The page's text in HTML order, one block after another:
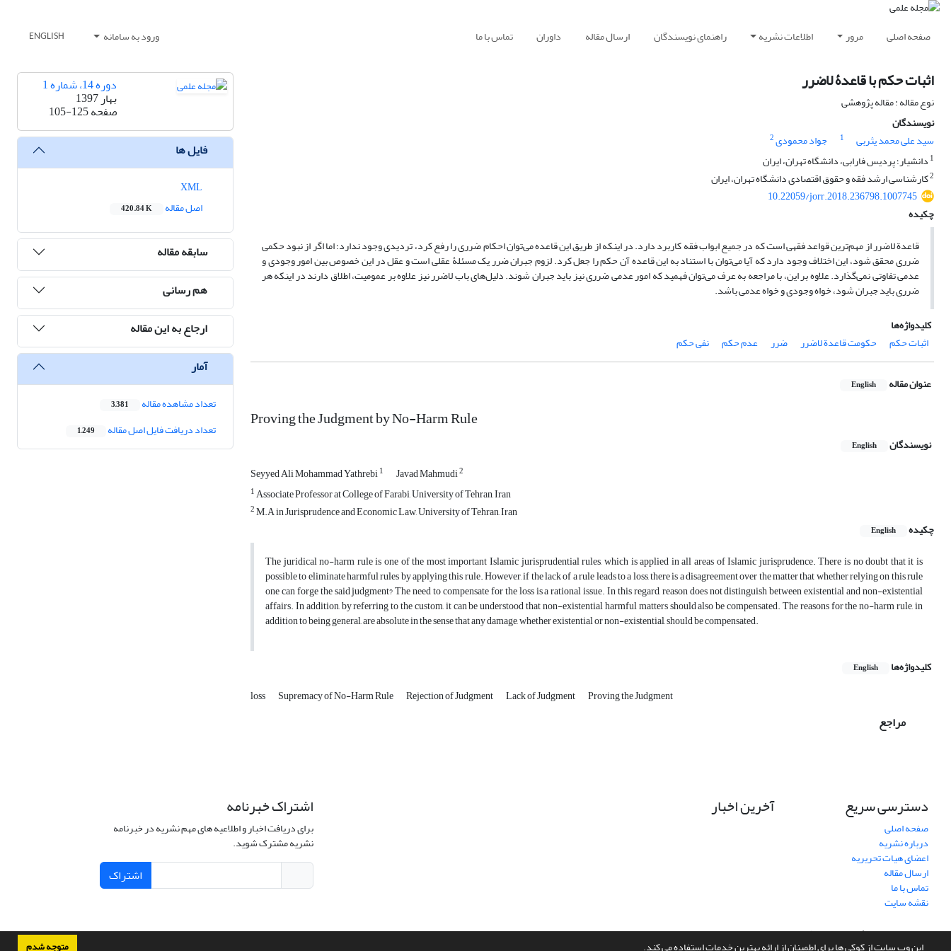
متوجه شدم
صفحه اصلی مرور اطلاعات نشریه راهنمای نویسندگان ارسال مقاله داوران تماس با ما ورود به سامانه ENGLISH
اثبات حکم با قاعدۀ لاضرر
نوع مقاله : مقاله پژوهشی
نویسندگان
سید علی محمد یثربی
1 جواد محمودی2
1 دانشیار؛ پردیس فارابی، دانشگاه تهران، ایران
2کارشناسی ارشد فقه و حقوق اقتصادی دانشگاه تهران، ایران
10.22059/jorr.2018.236798.1007745
چکیده
قاعدة لاضرر از مهم‌ترین قواعد فقهی است که در جمیع ابواب فقه کاربرد دارد. در اینکه از طریق این قاعده می‌توان احکام ضرری را رفع کرد، تردیدی وجود ندارد؛ اما اگر از نبود حکمی
ضرری محقق شود، این اختلاف وجود دارد که آیا می‌توان با استناد به این قاعده آن حکم را جعل کرد. لزوم جبران ضرر یک مسئلۀ عقلی است و عقل در این خصوص بین امور وجودی و
عدمی تفاوتی نمی‌گذارد. علاوه بر این، با مراجعه به عرف می‌توان فهمید که امور عدمی ضرری نیز باید جبران شوند. دلیل‌های باب لاضرر نیز علاوه بر عمومیت، اطلاق دارند در اینکه هر
ضرری باید جبران شود، خواه وجودی و خواه عدمی باشد.
کلیدواژه‌ها
اثبات حکم
حکومت قاعدة لاضرر ضرر عدم حکم نفی حکم
عنوان مقاله English
Proving the Judgment by No-Harm Rule
نویسندگان English
Seyyed Ali Mohammad Yathrebi1 Javad Mahmudi2
1Associate Professor at College of Farabi, University of Tehran, Iran
2M.A in Jurisprudence and Economic Law, University of Tehran, Iran
چکیده
English
The juridical no-harm rule is one of the most important Islamic jurisprudential rules, which is applied in all areas of Islamic jurisprudence. There is no doubt that it is
possible to eliminate harmful rules by applying this rule. However, if the lack of a rule leads to a loss, there is a disagreement over the matter that whether relying on this rule
one can forge the said judgment? The need to compensate for the loss is a rational issue. In this regard, reason does not distinguish between existential and non-existential
affairs. In addition, by referring to the custom, it can be understood that non-existential harmful matters should also be compensated. The reasons for the no-harm rule, in
addition to being general, are absolute in the sense that any damage, whether existential or non-existential, should be compensated.
کلیدواژه‌ها English
loss Supremacy of No-Harm Rule Rejection of Judgment Lack of Judgment Proving the Judgment
مراجع
دوره 14، شماره 1
بهار 1397
صفحه105-125
فایل ها
اصل مقاله
420.84 K
سابقه مقاله
هم رسانی
ارجاع به این مقاله
آمار
تعداد مشاهده مقاله 3,381
تعداد دریافت فایل اصل مقاله 1,249
دسترسی سریع
صفحه اصلی
درباره نشریه
اعضای هیات تحریریه
ارسال مقاله
تماس با ما
نقشه سایت
آخرین اخبار اشتراک خبرنامه
برای دریافت اخبار و اطلاعیه های مهم نشریه در خبرنامه
نشریه مشترک شوید.
اشتراک
سامانه مدیریت نشریات علمی.طراحی و پیاده سازی ازسیناوب